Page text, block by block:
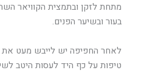
מתחת לזקן ובתמצית הקוויאר
בעור ובשיער הפנים.
טיפות על כף היד לעסות היטב